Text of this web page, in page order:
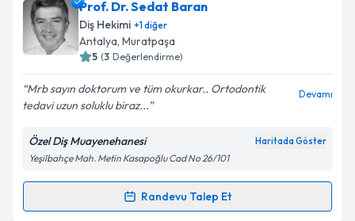
Prof. Dr. Sedat Baran
Diş Hekimi +1diğer
Antalya, Muratpaşa
5 (3 Değerlendirme)
Mrb sayın doktorum ve tüm okurkar.. Ortodontik
tedavi uzun soluklu biraz...
Devamı
Özel Diş Muayenehanesi Haritada Göster
Yeşilbahçe Mah. Metin Kasapoğlu Cad No 26/101
Randevu Talep Et
Randevu Takvimi Talebi